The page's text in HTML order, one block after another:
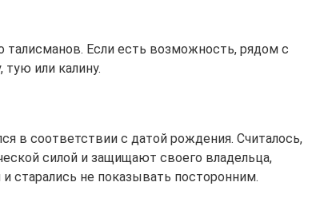
Если есть возможность, рядом с
или калину.
в соответствии с датой рождения. Считалось,
силой и защищают своего владельца,
старались не показывать посторонним.